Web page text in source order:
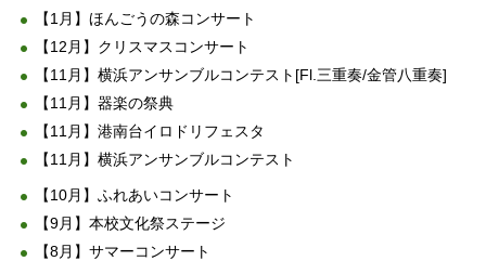
【1月】ほんごうの森コンサート
【12月】クリスマスコンサート
【11月】横浜アンサンブルコンテスト[Fl.三重奏/金管八重奏]
【11月】器楽の祭典
【11月】港南台イロドリフェスタ
【11月】横浜アンサンブルコンテスト
【10月】ふれあいコンサート
【9月】本校文化祭ステージ
【8月】サマーコンサート